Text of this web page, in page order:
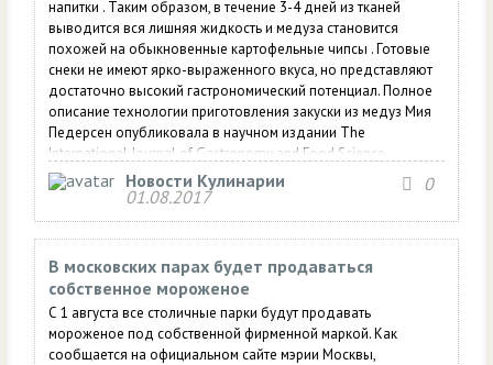
напитки . Таким образом, в течение 3-4 дней из тканей
выводится вся лишняя жидкость и медуза становится
похожей на обыкновенные картофельные чипсы . Готовые
снеки не имеют ярко-выраженного вкуса, но представляют
достаточно высокий гастрономический потенциал. Полное
описание технологии приготовления закуски из медуз Мия
Педерсен опубликовала в научном издании The
International Journal of Gastronomy and Food Science.
Новости Кулинарии
01.08.2017
0
В московских парах будет продаваться
собственное мороженое
С 1 августа все столичные парки будут продавать
мороженое под собственной фирменной маркой. Как
сообщается на официальном сайте мэрии Москвы,